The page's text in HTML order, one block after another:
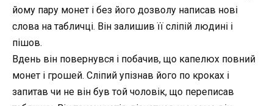
йому пару монет і без його дозволу написав нові
слова на табличці. Він залишив її сліпій людині і
пішов.
Вдень він повернувся і побачив, що капелюх повний
монет і грошей. Сліпий упізнав його по кроках і
запитав чи не він був той чоловік, що переписав